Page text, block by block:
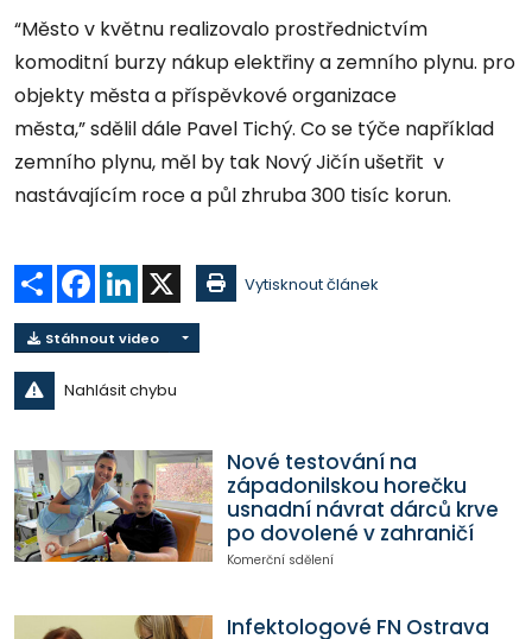
“Město v květnu realizovalo prostřednictvím
komoditní burzy nákup elektřiny a zemního plynu. pro
objekty města a příspěvkové organizace
města,” sdělil dále Pavel Tichý. Co se týče například
zemního plynu, měl by tak Nový Jičín ušetřit v
nastávajícím roce a půl zhruba 300 tisíc korun.
Sdílet Facebook
LinkedIn Vytisknout článek
Stáhnout video
Nahlásit chybu
Nové testování na
západonilskou horečku
usnadní návrat dárců krve
po dovolené v zahraničí
Komerční sdělení
Infektologové FN Ostrava